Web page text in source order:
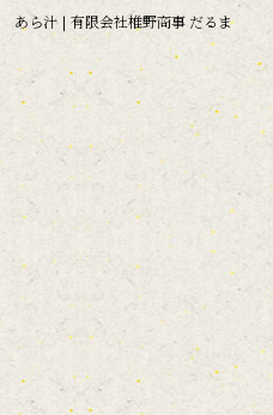
あら汁 | 有限会社椎野商事 だるま